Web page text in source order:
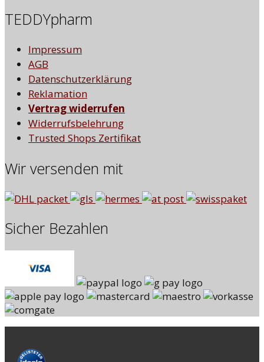
TEDDYpharm
Impressum
AGB
Datenschutzerklärung
Reklamation
Vertrag widerrufen
Widerrufsbelehrung
Trusted Shops Zertifikat
Wir versenden mit
Sicher Bezahlen